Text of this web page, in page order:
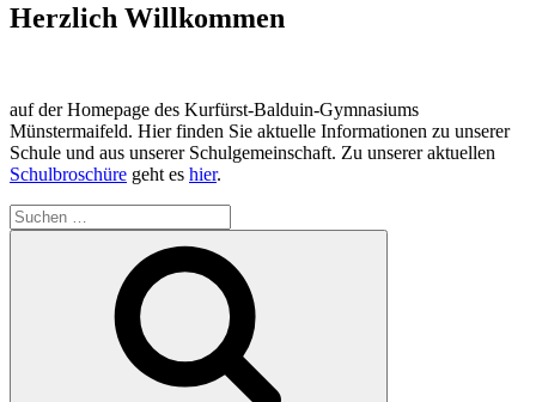
Herzlich Willkommen
auf der Homepage des Kurfürst-Balduin-Gymnasiums
Münstermaifeld. Hier finden Sie aktuelle Informationen zu unserer
Schule und aus unserer Schulgemeinschaft. Zu unserer aktuellen
Schulbroschüre geht es hier.
Suchen
nach: